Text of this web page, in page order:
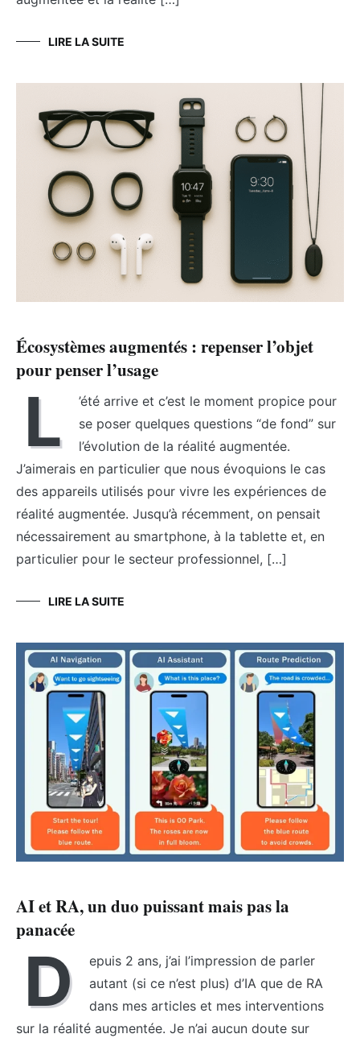
LIRE LA SUITE
Écosystèmes augmentés : repenser l’objet
pour penser l’usage
L
’été arrive et c’est le moment propice pour
se poser quelques questions “de fond” sur
l’évolution de la réalité augmentée.
J’aimerais en particulier que nous évoquions le cas
des appareils utilisés pour vivre les expériences de
réalité augmentée. Jusqu’à récemment, on pensait
nécessairement au smartphone, à la tablette et, en
particulier pour le secteur professionnel, […]
LIRE LA SUITE
AI et RA, un duo puissant mais pas la
panacée
D
epuis 2 ans, j’ai l’impression de parler
autant (si ce n’est plus) d’IA que de RA
dans mes articles et mes interventions
sur la réalité augmentée. Je n’ai aucun doute sur